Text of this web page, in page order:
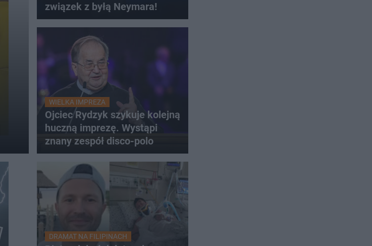
związek z byłą Neymara!
WIELKA IMPREZA
Ojciec Rydzyk szykuje kolejną
huczną imprezę. Wystąpi
znany zespół disco-polo
DRAMAT NA FILIPINACH